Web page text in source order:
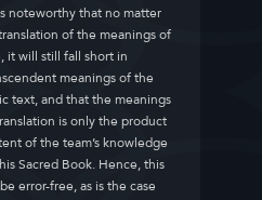
noteworthy that no matter
of the meanings of
it will still fall short in
meanings of the
text, and that the meanings
is only the product
of the team’s knowledge
Sacred Book. Hence, this
error-free, as is the case